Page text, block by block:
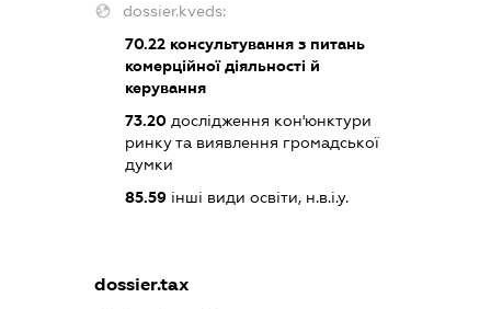
dossier.kveds:
70.22консультування з питань
комерційної діяльності й
керування
73.20дослідження кон'юнктури
ринку та виявлення громадської
думки
85.59інші види освіти, н.в.і.у.
dossier.tax